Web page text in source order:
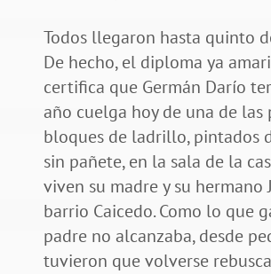
Todos llegaron hasta quinto
De hecho, el diploma ya
certifica que Germán Darío
año cuelga hoy de una de las
bloques de ladrillo, pintados
sin pañete, en la sala de la
viven su madre y su hermano
barrio Caicedo. Como lo que
padre no alcanzaba, desde
tuvieron que volverse